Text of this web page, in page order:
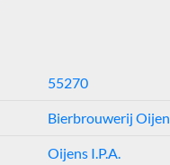
55270
Bierbrouwerij Oijen
Oijens I.P.A.